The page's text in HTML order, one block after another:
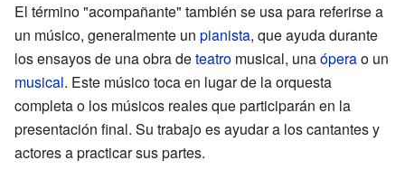
El término "acompañante" también se usa para referirse a
un músico, generalmente un pianista, que ayuda durante
los ensayos de una obra deteatro musical, unaóperao un
musical. Este músico toca en lugar de la orquesta
completa o los músicos reales que participarán en la
presentación final. Su trabajo es ayudar a los cantantes y
actores a practicar sus partes.